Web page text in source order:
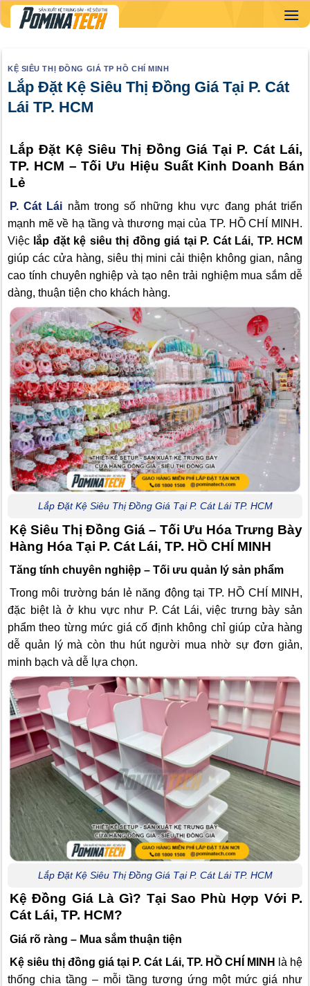
Skip
to
KỆ SIÊU THỊ ĐỒNG GIÁ TP HỒ CHÍ MINH
Lắp Đặt Kệ Siêu Thị Đồng Giá Tại P. Cát
Lái TP. HCM
Lắp Đặt Kệ Siêu Thị Đồng Giá Tại P. Cát Lái,
TP. HCM – Tối Ưu Hiệu Suất Kinh Doanh Bán
Lẻ
P. Cát Lái nằm trong số những khu vực đang phát triển
mạnh mẽ về hạ tầng và thương mại của TP. HỒ CHÍ MINH.
Việc lắp đặt kệ siêu thị đồng giá tại P. Cát Lái, TP. HCM
giúp các cửa hàng, siêu thị mini cải thiện không gian, nâng
cao tính chuyên nghiệp và tạo nên trải nghiệm mua sắm dễ
dàng, thuận tiện cho khách hàng.
Lắp Đặt Kệ Siêu Thị Đồng Giá Tại P. Cát Lái TP. HCM
Kệ Siêu Thị Đồng Giá – Tối Ưu Hóa Trưng Bày
Hàng Hóa Tại P. Cát Lái, TP. HỒ CHÍ MINH
Tăng tính chuyên nghiệp – Tối ưu quản lý sản phẩm
Trong môi trường bán lẻ năng động tại TP. HỒ CHÍ MINH,
đặc biệt là ở khu vực như P. Cát Lái, việc trưng bày sản
phẩm theo từng mức giá cố định không chỉ giúp cửa hàng
dễ quản lý mà còn thu hút người mua nhờ sự đơn giản,
minh bạch và dễ lựa chọn.
Lắp Đặt Kệ Siêu Thị Đồng Giá Tại P. Cát Lái TP. HCM
Kệ Đồng Giá Là Gì? Tại Sao Phù Hợp Với P.
Cát Lái, TP. HCM?
Giá rõ ràng – Mua sắm thuận tiện
Kệ siêu thị đồng giá tại P. Cát Lái, TP. HỒ CHÍ MINH
là hệ
thống chia tầng – mỗi tầng tương ứng một mức giá như